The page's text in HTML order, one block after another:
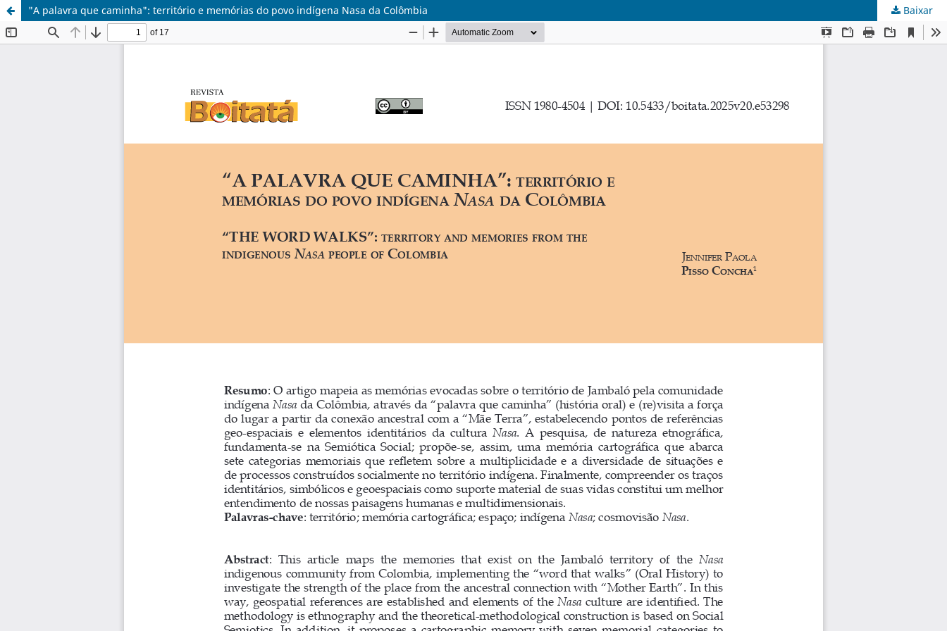
"A palavra que caminha": território e memórias do povo indígena Nasa da Colômbia Baixar